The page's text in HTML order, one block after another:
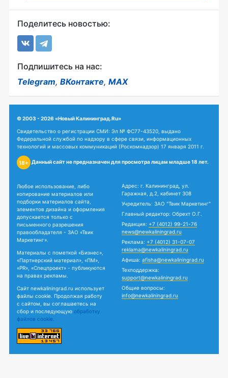
Поделитесь новостью:
Подпишитесь на нас:
Telegram, ВКонтакте, MAX
© 2003 - 2026 «Новый Калининград.Ru»
Свидетельство о регистрации СМИ: Эл № ФС77-43520, выдано
Федеральной службой по надзору в сфере связи, информационных
технологий и массовых коммуникаций (Роскомнадзор) 17 января 2011 г.
18+ Данный сайт не предназначен для просмотра лицам младше 18 лет.
Любое использование, либо
копирование материалов или
подборки материалов сайта,
элементов дизайна и оформления
допускается только с
письменного разрешения
правообладателя - ЗАО «Твик
Маркетинг».
Материалы с пометкой «Бизнес»,
«Партнерский материал», «ПМ»,
«PR», «Спецпроект» - публикуются
на правах рекламы.
Сайт newkaliningrad.ru использует
файлы cookie. Продолжая работу
с сайтом, вы соглашаетесь на
сбор и последующую обработку
файлов cookie.
Адрес: г. Калининград, ул.
Гаражная, д.2, кабинет 308
Учредитель: ЗАО "Твик Маркетинг"
Главный редактор: Обрехт О.Г.
Редакция: +7 (4012) 99-21-76
news@newkaliningrad.ru
Реклама: +7 (4012) 31-07-07
reklama@newkaliningrad.ru
Афиша: afisha@newkaliningrad.ru
Техподдержка:
support@newkaliningrad.ru
Общие вопросы:
info@newkaliningrad.ru